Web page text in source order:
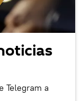
Telegram a